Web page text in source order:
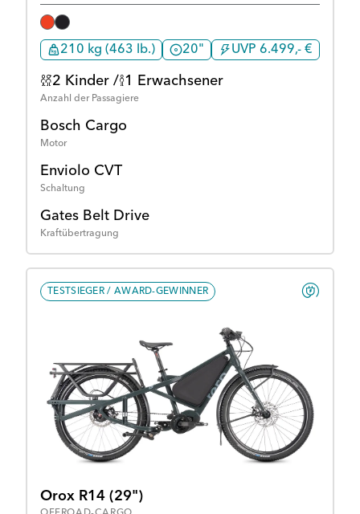
210 kg (463 lb.) 20" UVP 6.499,- €
2 Kinder / 1 Erwachsener
Anzahl der Passagiere
Bosch Cargo
Motor
Enviolo CVT
Schaltung
Gates Belt Drive
Kraftübertragung
TESTSIEGER / AWARD-GEWINNER
Orox R14 (29")